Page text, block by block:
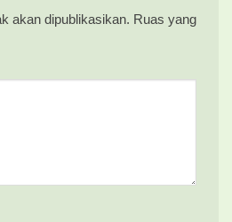
akan dipublikasikan. Ruas yang